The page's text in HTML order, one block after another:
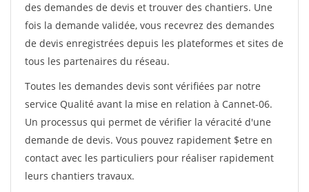
des demandes de devis et trouver des chantiers. Une
fois la demande validée, vous recevrez des demandes
de devis enregistrées depuis les plateformes et sites de
tous les partenaires du réseau.
Toutes les demandes devis sont vérifiées par notre
service Qualité avant la mise en relation à Cannet-06.
Un processus qui permet de vérifier la véracité d'une
demande de devis. Vous pouvez rapidement $etre en
contact avec les particuliers pour réaliser rapidement
leurs chantiers travaux.